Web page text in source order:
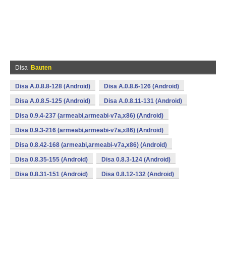
Disa Bauten
Disa A.0.8.8-128 (Android) Disa A.0.8.6-126 (Android)
Disa A.0.8.5-125 (Android) Disa A.0.8.11-131 (Android)
Disa 0.9.4-237 (armeabi,armeabi-v7a,x86) (Android)
Disa 0.9.3-216 (armeabi,armeabi-v7a,x86) (Android)
Disa 0.8.42-168 (armeabi,armeabi-v7a,x86) (Android)
Disa 0.8.35-155 (Android) Disa 0.8.3-124 (Android)
Disa 0.8.31-151 (Android) Disa 0.8.12-132 (Android)